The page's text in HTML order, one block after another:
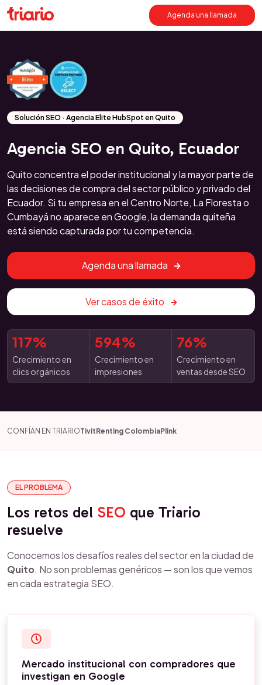
Agenda una llamada
Solución SEO · Agencia Elite HubSpot en Quito
Agencia SEO en Quito, Ecuador
Quito concentra el poder institucional y la mayor parte de
las decisiones de compra del sector público y privado del
Ecuador. Si tu empresa en el Centro Norte, La Floresta o
Cumbayá no aparece en Google, la demanda quiteña
está siendo capturada por tu competencia.
Agenda una llamada
Ver casos de éxito
117%
Crecimiento en
clics orgánicos
594%
Crecimiento en
impresiones
76%
Crecimiento en
ventas desde SEO
CONFÍAN EN TRIARIOTivitRenting ColombiaPlink
EL PROBLEMA
Los retos del SEO que Triario
resuelve
Conocemos los desafíos reales del sector en la ciudad de
Quito. No son problemas genéricos — son los que vemos
en cada estrategia SEO.
Mercado institucional con compradores que
investigan en Google